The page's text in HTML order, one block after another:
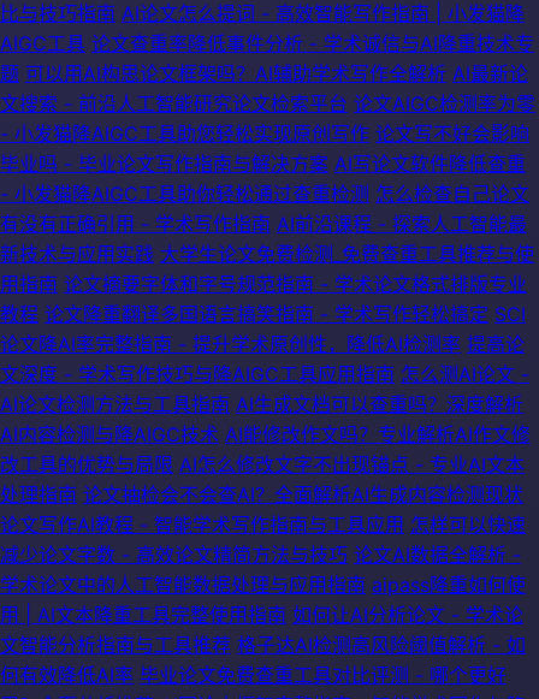
比与技巧指南 AI论文怎么提词 - 高效智能写作指南 | 小发猫降
AIGC工具 论文查重率降低事件分析 - 学术诚信与AI降重技术专
题 可以用AI构思论文框架吗？AI辅助学术写作全解析 AI最新论
文搜索 - 前沿人工智能研究论文检索平台 论文AIGC检测率为零
- 小发猫降AIGC工具助您轻松实现原创写作 论文写不好会影响
毕业吗 - 毕业论文写作指南与解决方案 AI写论文软件降低查重
- 小发猫降AIGC工具助你轻松通过查重检测 怎么检查自己论文
有没有正确引用 - 学术写作指南 AI前沿课程 - 探索人工智能最
新技术与应用实践 大学生论文免费检测_免费查重工具推荐与使
用指南 论文摘要字体和字号规范指南 - 学术论文格式排版专业
教程 论文降重翻译多国语言搞笑指南 - 学术写作轻松搞定 SCI
论文降AI率完整指南 - 提升学术原创性，降低AI检测率 提高论
文深度 - 学术写作技巧与降AIGC工具应用指南 怎么测AI论文 -
AI论文检测方法与工具指南 AI生成文档可以查重吗？深度解析
AI内容检测与降AIGC技术 AI能修改作文吗？专业解析AI作文修
改工具的优势与局限 AI怎么修改文字不出现锚点 - 专业AI文本
处理指南 论文抽检会不会查AI？全面解析AI生成内容检测现状
论文写作AI教程 - 智能学术写作指南与工具应用 怎样可以快速
减少论文字数 - 高效论文精简方法与技巧 论文AI数据全解析 -
学术论文中的人工智能数据处理与应用指南 aipass降重如何使
用 | AI文本降重工具完整使用指南 如何让AI分析论文 - 学术论
文智能分析指南与工具推荐 格子达AI检测高风险阈值解析 - 如
何有效降低AI率 毕业论文免费查重工具对比评测 - 哪个更好